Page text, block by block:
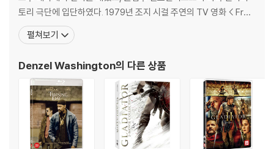
토리 극단에 입단하였다. 1979년 조지 시걸 주연의 TV 영화 < Fres
h and Blood >에 캐스팅 되었다가 헐리우드 제작자의 눈에 띄어 스
크린에 데뷔했다. <글로리>로 1990년 아카데미 남우조연상을 수상
이뤘다. 그외에도 <허리케인 카터>와 <
펼쳐보기
Denzel Washington의 다른 상품